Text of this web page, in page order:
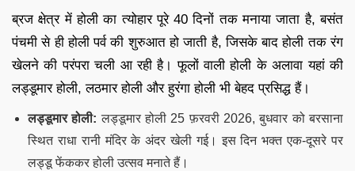
ब्रज क्षेत्र में होली का त्योहार पूरे 40 दिनों तक मनाया जाता है, बसंत
पंचमी से ही होली पर्व की शुरुआत हो जाती है, जिसके बाद होली तक रंग
खेलने की परंपरा चली आ रही है। फूलों वाली होली के अलावा यहां की
लड्डूमार होली, लठमार होली और हुरंगा होली भी बेहद प्रसिद्ध हैं।
लड्डूमार होली: लड्डूमार होली 25 फ़रवरी 2026, बुधवार को बरसाना
स्थित राधा रानी मंदिर के अंदर खेली गई। इस दिन भक्त एक-दूसरे पर
लड्डू फेंककर होली उत्सव मनाते हैं।